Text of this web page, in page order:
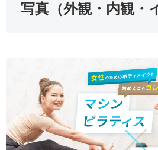
写真（外観・内観・